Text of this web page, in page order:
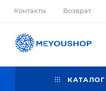
Контакты Возврат
КАТАЛОГ